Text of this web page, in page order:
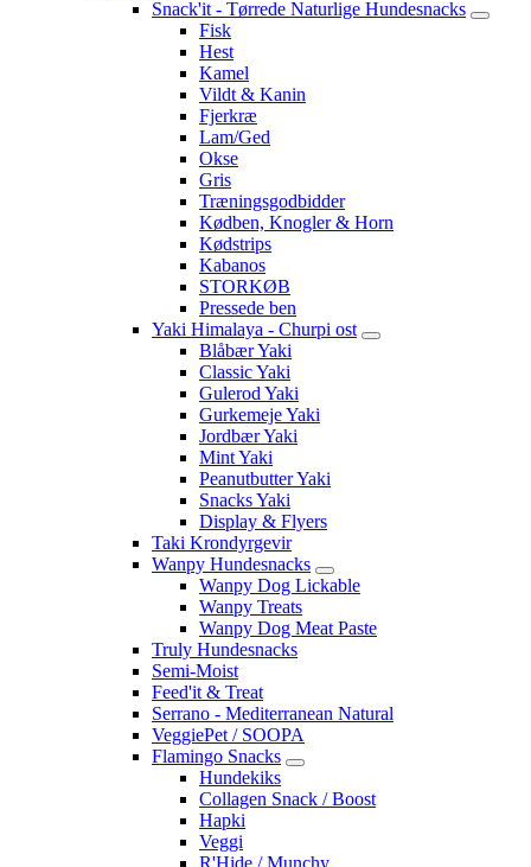
Snack'it - Tørrede Naturlige Hundesnacks
Fisk
Hest
Kamel
Vildt & Kanin
Fjerkræ
Lam/Ged
Okse
Gris
Træningsgodbidder
Kødben, Knogler & Horn
Kødstrips
Kabanos
STORKØB
Pressede ben
Yaki Himalaya - Churpi ost
Blåbær Yaki
Classic Yaki
Gulerod Yaki
Gurkemeje Yaki
Jordbær Yaki
Mint Yaki
Peanutbutter Yaki
Snacks Yaki
Display & Flyers
Taki Krondyrgevir
Wanpy Hundesnacks
Wanpy Dog Lickable
Wanpy Treats
Wanpy Dog Meat Paste
Truly Hundesnacks
Semi-Moist
Feed'it & Treat
Serrano - Mediterranean Natural
VeggiePet / SOOPA
Flamingo Snacks
Hundekiks
Collagen Snack / Boost
Hapki
Veggi
R'Hide / Munchy